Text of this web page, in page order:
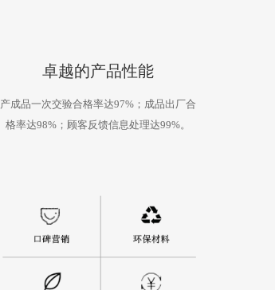
卓越的产品性能
产成品一次交验合格率达97%；成品出厂合
格率达98%；顾客反馈信息处理达99%。